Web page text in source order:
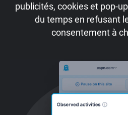
publicités, cookies et pop-
du temps en refusant
consentement à